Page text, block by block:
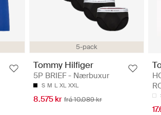
5-pack
Tommy Hilfiger
5P BRIEF - Nærbuxur
S M L XL XXL
8.575 kr frá 10.089 kr